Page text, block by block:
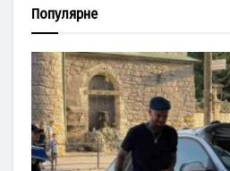
Популярне